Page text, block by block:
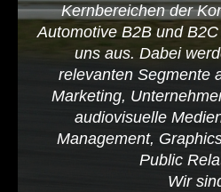
Kernbereichen der
Automotive B2B und
uns aus. Dabei
relevanten Segmente
Marketing,
audiovisuelle
Management,
Public
Wir